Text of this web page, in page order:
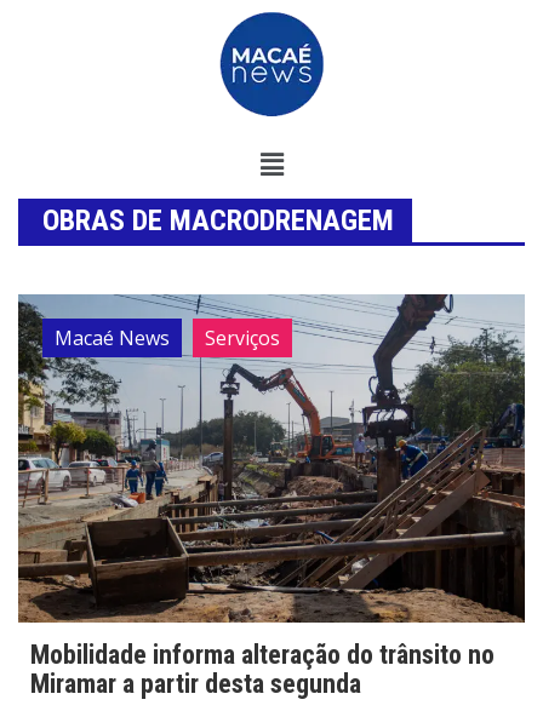
OBRAS DE MACRODRENAGEM
Macaé News Serviços
Mobilidade informa alteração do trânsito no
Miramar a partir desta segunda